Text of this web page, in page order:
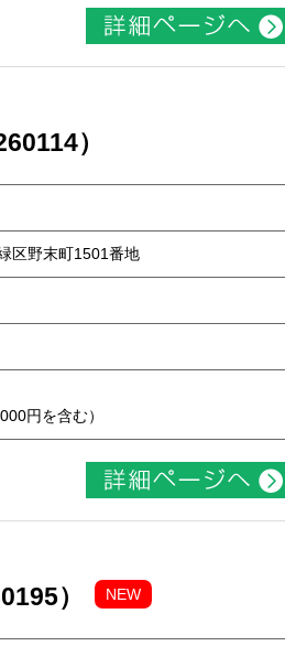
）
区野末町1501番地
円を含む）
） NEW